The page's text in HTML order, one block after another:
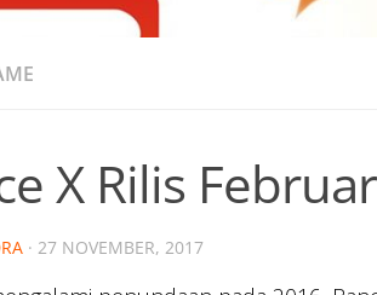
X Rilis
· 27 NOVEMBER, 2017